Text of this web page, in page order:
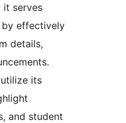
it serves
by effectively
details,
its
and student